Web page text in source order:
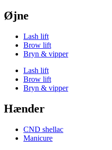
Øjne
Lash lift
Brow lift
Bryn & vipper
Lash lift
Brow lift
Bryn & vipper
Hænder
CND shellac
Manicure